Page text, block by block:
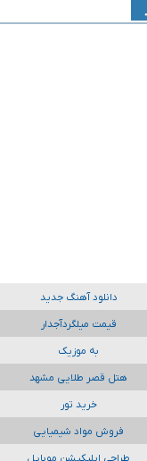
دانلود آهنگ جدید
قیمت میلگردآجدار
به موزیک
هتل قصر طلایی مشهد
خرید تور
فروش مواد شیمیایی